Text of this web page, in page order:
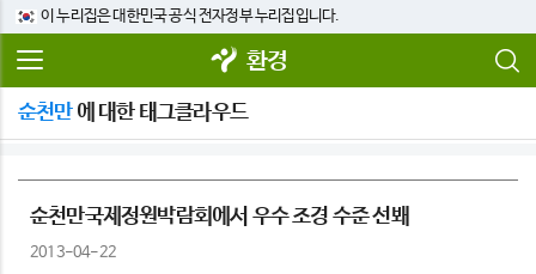
이 누리집은 대한민국 공식 전자정부 누리집입니다.
환경
순천만에 대한 태그클라우드
순천만국제정원박람회에서 우수 조경 수준 선봬
2013-04-22